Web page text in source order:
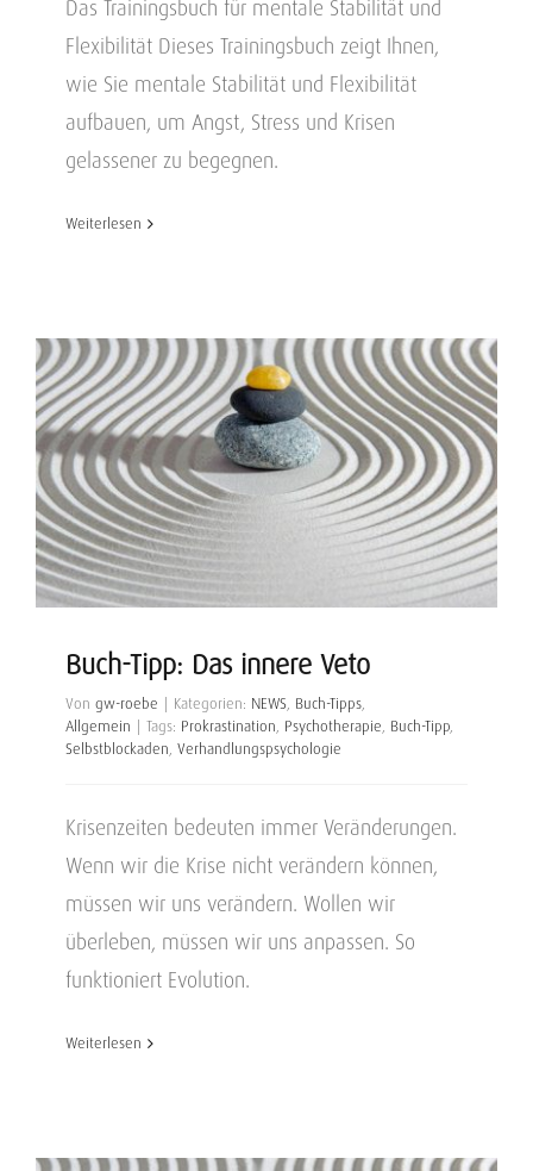
Das Trainingsbuch für mentale Stabilität und
Flexibilität Dieses Trainingsbuch zeigt Ihnen,
wie Sie mentale Stabilität und Flexibilität
aufbauen, um Angst, Stress und Krisen
gelassener zu begegnen.
Weiterlesen
Buch-Tipp: Das innere Veto
Von gw-roebe Kategorien: NEWS, Buch-Tipps,
Allgemein
Tags: Prokrastination, Psychotherapie, Buch-Tipp,
Selbstblockaden, Verhandlungspsychologie
Krisenzeiten bedeuten immer Veränderungen.
Wenn wir die Krise nicht verändern können,
müssen wir uns verändern. Wollen wir
überleben, müssen wir uns anpassen. So
funktioniert Evolution.
Weiterlesen